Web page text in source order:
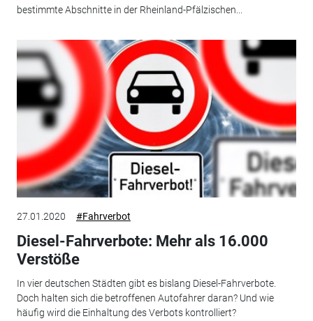
bestimmte Abschnitte in der Rheinland-Pfälzischen...
27.01.2020 #Fahrverbot
Diesel-Fahrverbote: Mehr als 16.000
Verstöße
In vier deutschen Städten gibt es bislang Diesel-Fahrverbote.
Doch halten sich die betroffenen Autofahrer daran? Und wie
häufig wird die Einhaltung des Verbots kontrolliert?